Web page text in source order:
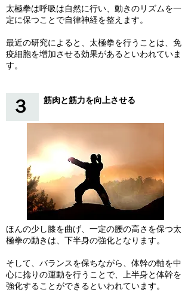
太極拳は呼吸は自然に行い、動きのリズムを一
定に保つことで自律神経を整えます。
最近の研究によると、太極拳を行うことは、免
疫細胞を増加させる効果があるといわれていま
す。
３ 筋肉と筋力を向上させる
ほんの少し膝を曲げ、一定の腰の高さを保つ太
極拳の動きは、下半身の強化となります。
そして、バランスを保ちながら、体幹の軸を中
心に捻りの運動を行うことで、上半身と体幹を
強化することができるといわれています。